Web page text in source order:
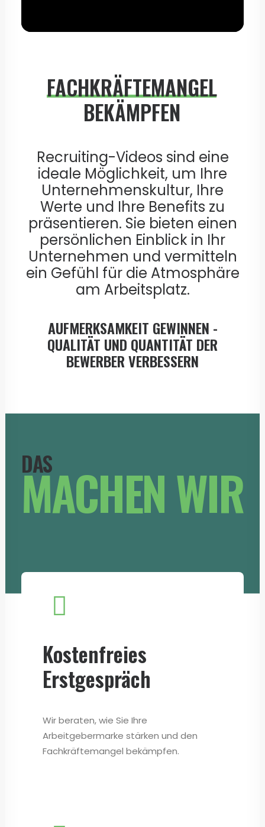
FACHKRÄFTEMANGEL
BEKÄMPFEN
Recruiting-Videos sind eine
ideale Möglichkeit, um Ihre
Unternehmenskultur, Ihre
Werte und Ihre Benefits zu
präsentieren. Sie bieten einen
persönlichen Einblick in Ihr
Unternehmen und vermitteln
ein Gefühl für die Atmosphäre
am Arbeitsplatz.
AUFMERKSAMKEIT GEWINNEN -
QUALITÄT UND QUANTITÄT DER
BEWERBER VERBESSERN
DAS
MACHEN WIR
Kostenfreies
Erstgespräch
Wir beraten, wie Sie Ihre
Arbeitgebermarke stärken und den
Fachkräftemangel bekämpfen.